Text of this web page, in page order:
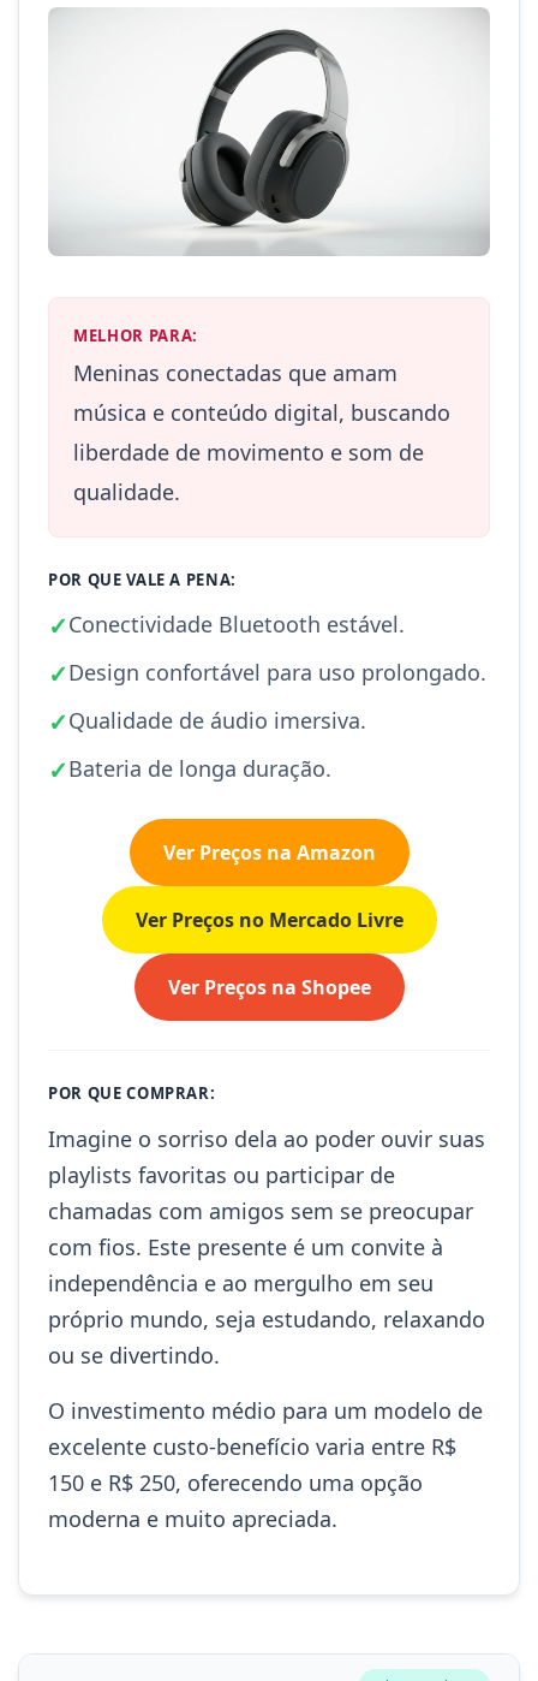
MELHOR PARA:
Meninas conectadas que amam
música e conteúdo digital, buscando
liberdade de movimento e som de
qualidade.
POR QUE VALE A PENA:
✓Conectividade Bluetooth estável.
✓Design confortável para uso prolongado.
✓Qualidade de áudio imersiva.
✓Bateria de longa duração.
Ver Preços na Amazon
Ver Preços no Mercado Livre
Ver Preços na Shopee
POR QUE COMPRAR:
Imagine o sorriso dela ao poder ouvir suas
playlists favoritas ou participar de
chamadas com amigos sem se preocupar
com fios. Este presente é um convite à
independência e ao mergulho em seu
próprio mundo, seja estudando, relaxando
ou se divertindo.
O investimento médio para um modelo de
excelente custo-benefício varia entre R$
150 e R$ 250, oferecendo uma opção
moderna e muito apreciada.